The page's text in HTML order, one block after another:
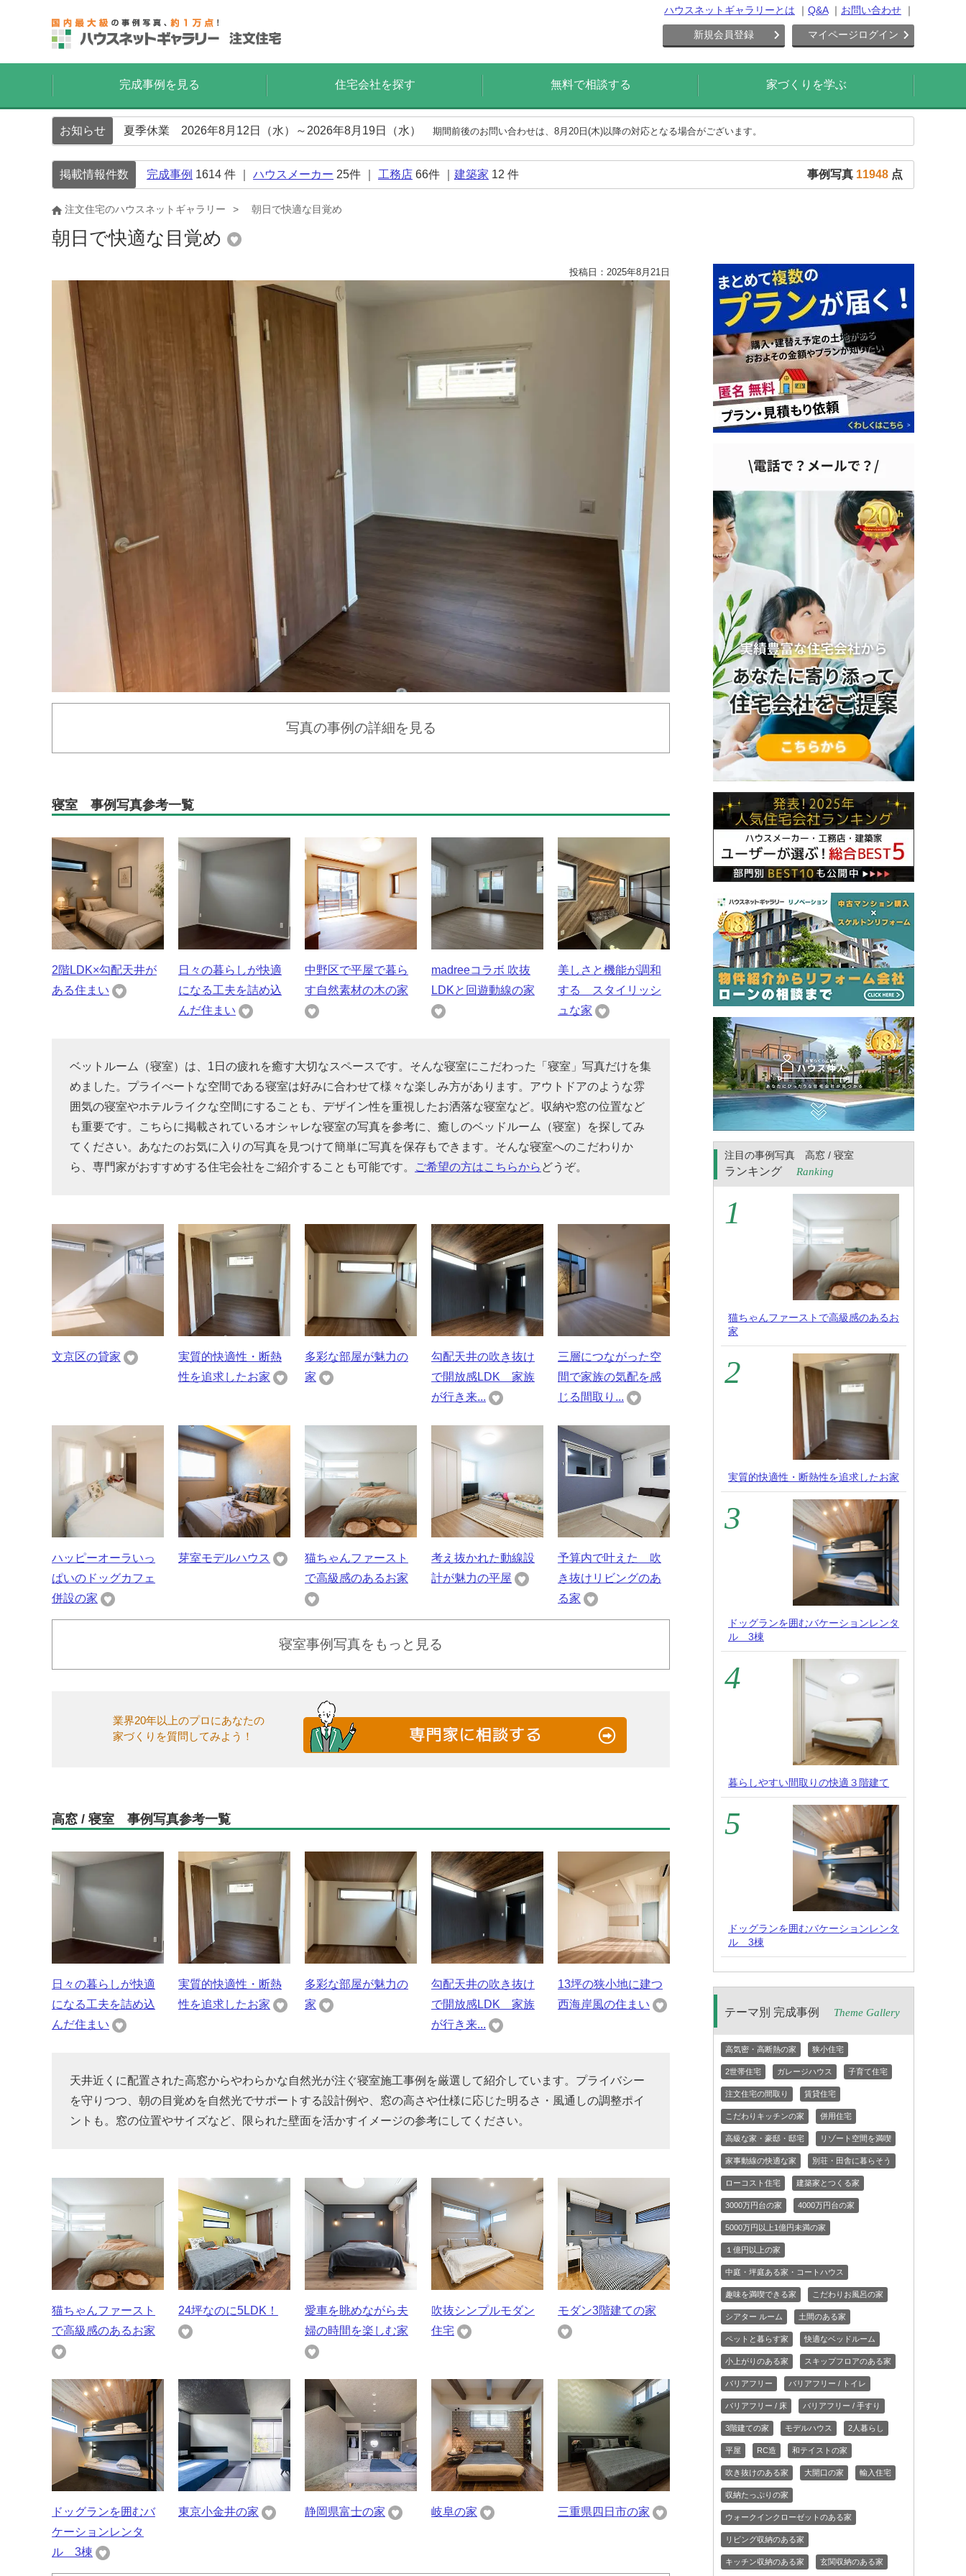
ハウスネットギャラリーとは Q&A お問い合わせ
新規会員登録 マイページログイン
完成事例を見る 住宅会社を探す 無料で相談する 家づくりを学ぶ
お知らせ 夏季休業 2026年8月12日（水）～2026年8月19日（水） 期間前後のお問い合わせは、8月20日(木)以降の対応となる場合がございます。
掲載情報件数 完成事例 1614 件 ｜ ハウスメーカー 25件 ｜ 工務店 66件 ｜ 建築家 12 件 事例写真 11948 点
注文住宅のハウスネットギャラリー 朝日で快適な目覚め
朝日で快適な目覚め
投稿日：2025年8月21日
写真の事例の詳細を見る
寝室 事例写真参考一覧
2階LDK×勾配天井が
ある住まい
日々の暮らしが快適
になる工夫を詰め込
んだ住まい
中野区で平屋で暮ら
す自然素材の木の家
madreeコラボ 吹抜
LDKと回遊動線の家
美しさと機能が調和
する スタイリッシ
ュな家
ベットルーム（寝室）は、1日の疲れを癒す大切なスペースです。そんな寝室にこだわった「寝室」写真だけを集
めました。プライべートな空間である寝室は好みに合わせて様々な楽しみ方があります。アウトドアのような雰
囲気の寝室やホテルライクな空間にすることも、デザイン性を重視したお洒落な寝室など。収納や窓の位置など
も重要です。こちらに掲載されているオシャレな寝室の写真を参考に、癒しのベッドルーム（寝室）を探してみ
てください。あなたのお気に入りの写真を見つけて簡単に写真を保存もできます。そんな寝室へのこだわりか
ら、専門家がおすすめする住宅会社をご紹介することも可能です。
ご希望の方はこちらから どうぞ。
文京区の貸家
実質的快適性・断熱
性を追求したお家
多彩な部屋が魅力の
家
勾配天井の吹き抜け
で開放感LDK 家族
が行き来...
三層につながった空
間で家族の気配を感
じる間取り...
ハッピーオーラいっ
ぱいのドッグカフェ
併設の家
芽室モデルハウス
猫ちゃんファースト
で高級感のあるお家
考え抜かれた動線設
計が魅力の平屋
予算内で叶えた 吹
き抜けリビングのあ
る家
寝室事例写真をもっと見る
業界20年以上のプロにあなたの
家づくりを質問してみよう！
高窓 / 寝室 事例写真参考一覧
日々の暮らしが快適
になる工夫を詰め込
んだ住まい
実質的快適性・断熱
性を追求したお家
多彩な部屋が魅力の
家
勾配天井の吹き抜け
で開放感LDK 家族
が行き来...
13坪の狭小地に建つ
西海岸風の住まい
天井近くに配置された高窓からやわらかな自然光が注ぐ寝室施工事例を厳選して紹介しています。プライバシー
を守りつつ、朝の目覚めを自然光でサポートする設計例や、窓の高さや仕様に応じた明るさ・風通しの調整ポイ
ントも。窓の位置やサイズなど、限られた壁面を活かすイメージの参考にしてください。
猫ちゃんファースト
で高級感のあるお家
24坪なのに5LDK！
愛車を眺めながら夫
婦の時間を楽しむ家
吹抜シンプルモダン
住宅
モダン3階建ての家
ドッグランを囲むバ
ケーションレンタ
ル 3棟
東京小金井の家 静岡県富士の家 岐阜の家 三重県四日市の家
注目の事例写真 高窓 / 寝室
ランキング Ranking
猫ちゃんファーストで高級感のあるお
家
実質的快適性・断熱性を追求したお家
ドッグランを囲むバケーションレンタ
ル 3棟
暮らしやすい間取りの快適３階建て
ドッグランを囲むバケーションレンタ
ル 3棟
テーマ別 完成事例 Theme Gallery
高気密・高断熱の家 狭小住宅
2世帯住宅 ガレージハウス 子育て住宅
注文住宅の間取り 賃貸住宅
こだわりキッチンの家 併用住宅
高級な家・豪邸・邸宅 リゾート空間を満喫
家事動線の快適な家 別荘・田舎に暮らそう
ローコスト住宅 建築家とつくる家
3000万円台の家 4000万円台の家
5000万円以上1億円未満の家
１億円以上の家
中庭・坪庭ある家・コートハウス
趣味を満喫できる家 こだわりお風呂の家
シアター ルーム 土間のある家
ペットと暮らす家 快適なベッドルーム
小上がりのある家 スキップフロアのある家
バリアフリー バリアフリー / トイレ
バリアフリー / 床 バリアフリー / 手すり
3階建ての家 モデルハウス 2人暮らし
平屋 RC造 和テイストの家
吹き抜けのある家 大開口の家 輸入住宅
収納たっぷりの家
ウォークインクローゼットのある家
リビング収納のある家
キッチン収納のある家 玄関収納のある家